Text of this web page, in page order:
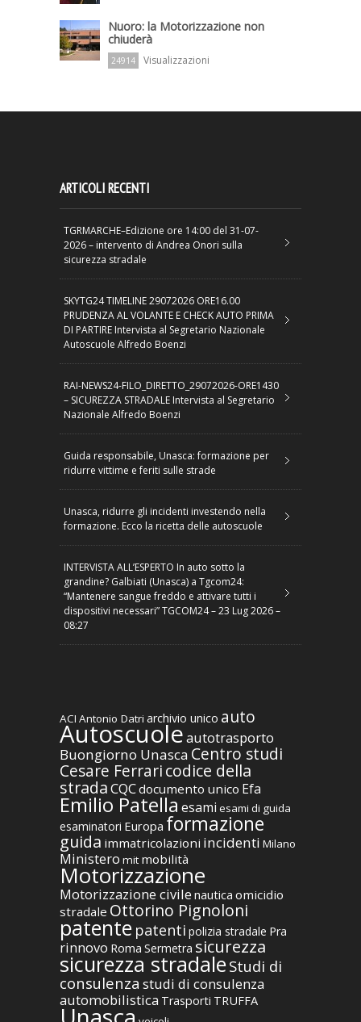
Nuoro: la Motorizzazione non
chiuderà
24914 Visualizzazioni
ARTICOLI RECENTI
TGRMARCHE–Edizione ore 14:00 del 31-07-
2026 – intervento di Andrea Onori sulla
sicurezza stradale
SKYTG24 TIMELINE 29072026 ORE16.00
PRUDENZA AL VOLANTE E CHECK AUTO PRIMA
DI PARTIRE Intervista al Segretario Nazionale
Autoscuole Alfredo Boenzi
RAI-NEWS24-FILO_DIRETTO_29072026-ORE1430
– SICUREZZA STRADALE Intervista al Segretario
Nazionale Alfredo Boenzi
Guida responsabile, Unasca: formazione per
ridurre vittime e feriti sulle strade
Unasca, ridurre gli incidenti investendo nella
formazione. Ecco la ricetta delle autoscuole
INTERVISTA ALL’ESPERTO In auto sotto la
grandine? Galbiati (Unasca) a Tgcom24:
“Mantenere sangue freddo e attivare tutti i
dispositivi necessari” TGCOM24 – 23 Lug 2026 –
08:27
ACI Antonio Datri archivio unico auto
Autoscuoleautotrasporto
Buongiorno Unasca Centro studi
Cesare Ferraricodice della
stradaCQCdocumento unico Efa
Emilio Patella esami esami di guida
esaminatori Europa formazione
guida immatricolazioni incidenti Milano
Ministero mit mobilità
Motorizzazione
Motorizzazione civile nautica omicidio
stradale Ottorino Pignoloni
patente patenti polizia stradale Pra
rinnovo Roma Sermetra sicurezza
sicurezza stradaleStudi di
consulenza studi di consulenza
automobilistica Trasporti TRUFFA